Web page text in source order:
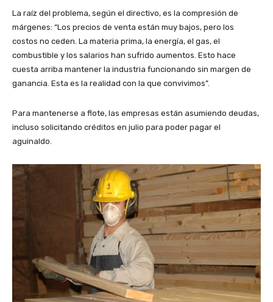
La raíz del problema, según el directivo, es la compresión de
márgenes: “Los precios de venta están muy bajos, pero los
costos no ceden. La materia prima, la energía, el gas, el
combustible y los salarios han sufrido aumentos. Esto hace
cuesta arriba mantener la industria funcionando sin margen de
ganancia. Esta es la realidad con la que convivimos”.
Para mantenerse a flote, las empresas están asumiendo deudas,
incluso solicitando créditos en julio para poder pagar el
aguinaldo.